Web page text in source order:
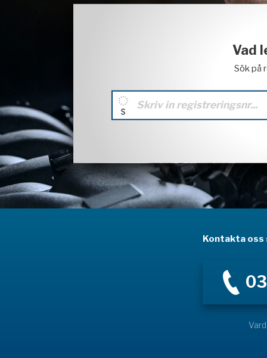
Vad
Sök på
Kontakta oss